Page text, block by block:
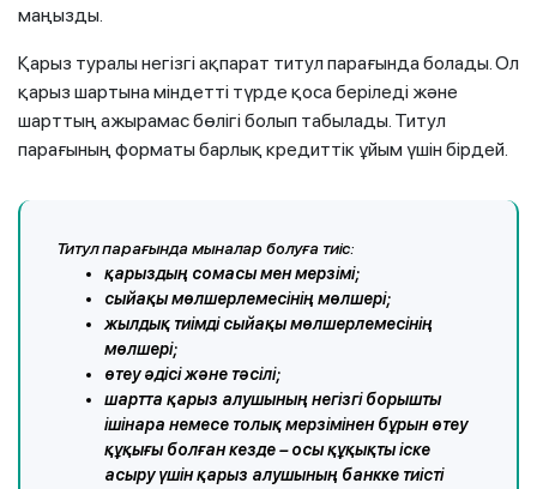
маңызды.
Қарыз туралы негізгі ақпарат титул парағында болады. Ол
қарыз шартына міндетті түрде қоса беріледі және
шарттың ажырамас бөлігі болып табылады. Титул
парағының форматы барлық кредиттік ұйым үшін бірдей.
Титул парағында мыналар болуға тиіс:
қарыздың сомасы мен мерзімі;
сыйақы мөлшерлемесінің мөлшері;
жылдық тиімді сыйақы мөлшерлемесінің
мөлшері;
өтеу әдісі және тәсілі;
шартта қарыз алушының негізгі борышты
ішінара немесе толық мерзімінен бұрын өтеу
құқығы болған кезде – осы құқықты іске
асыру үшін қарыз алушының банкке тиісті